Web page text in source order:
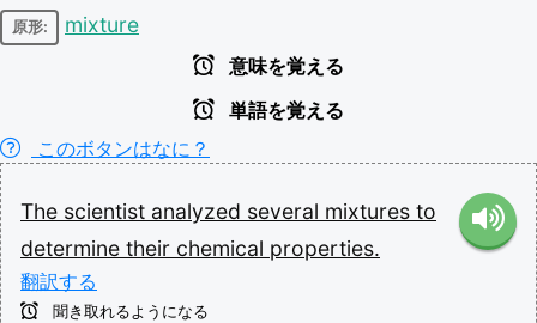
原形: mixture
意味を覚える
単語を覚える
このボタンはなに？
The scientist analyzed several mixtures to
determine their chemical properties.
翻訳する
聞き取れるようになる